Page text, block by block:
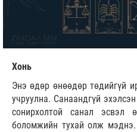
Хонь
Энэ өдөр өнөөдөр төдийгүй
учруулна. Санаандгүй
сонирхолтой санал эсвэл
боломжийн тухай олж